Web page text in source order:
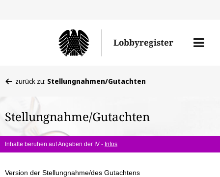
Lobbyregister
Menü
befinden
hier:
zurück zu: Stellungnahmen/Gutachten
Stellungnahme/Gutachten
Inhalte beruhen auf Angaben der IV - Infos
Version der Stellungnahme/des Gutachtens